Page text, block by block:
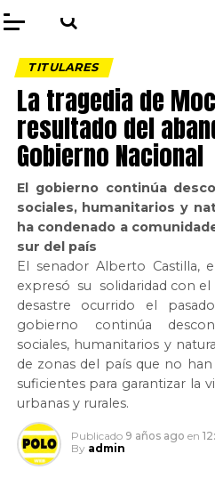
TITULARES
La tragedia de
resultado del
Gobierno Nacional
El gobierno continúa
sociales, humanitarios y
ha condenado a
sur del país
El senador Alberto Castilla,
expresó su solidaridad con
desastre ocurrido el
gobierno continúa
sociales, humanitarios y
de zonas del país que no
suficientes para garantizar la
urbanas y rurales.
Publicado 9 años ago en
By admin